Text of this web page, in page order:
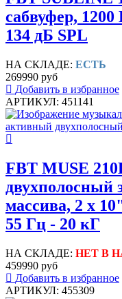
сабвуфер,
134 дБ SPL
НА СКЛАДЕ: ЕСТЬ
269990 руб
Добавить в избранное
АРТИКУЛ: 451141
FBT MUSE
двухполосный
массива, 2 х
55 Гц - 20 кГ
НА СКЛАДЕ: НЕТ В
459990 руб
Добавить в избранное
АРТИКУЛ: 455309